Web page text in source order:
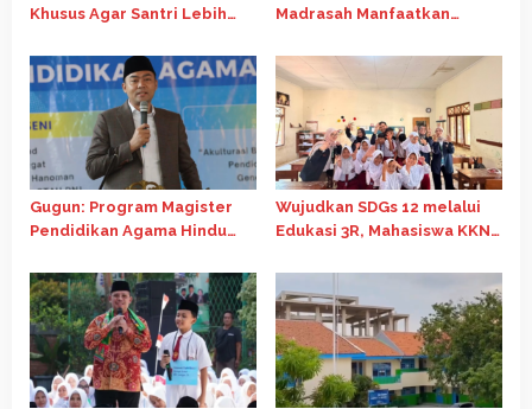
Khusus Agar Santri Lebih
LPDP
Madrasah Manfaatkan
Tingkatkan Kompetensi
Gugun: Program Magister
Pendidikan Agama Hindu
Pendidikan Berkualitas
Wujudkan SDGs 12 melalui
Edukasi 3R, Mahasiswa KKN
Diponegoro Ajak Siswa SD
Desa Amongrogo Daur
Ulang Tutup Botol Bekas